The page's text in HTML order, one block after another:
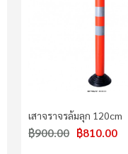
เสาจราจรล้มลุก 120cm
฿810.00
฿900.00